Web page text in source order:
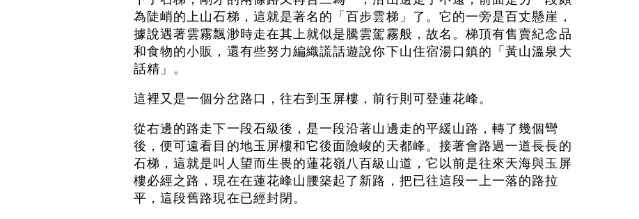
為陡峭的上山石梯，這就是著名的「百步雲梯」了。它的一旁是百丈懸崖，
據說遇著雲霧飄渺時走在其上就似是騰雲駕霧般，故名。梯頂有售賣紀念品
和食物的小販，還有些努力編織謊話遊說你下山住宿湯口鎮的「黃山溫泉大
話精」。
這裡又是一個分岔路口，往右到玉屏樓，前行則可登蓮花峰。
從右邊的路走下一段石級後，是一段沿著山邊走的平緩山路，轉了幾個彎
後，便可遠看目的地玉屏樓和它後面險峻的天都峰。接著會路過一道長長的
石梯，這就是叫人望而生畏的蓮花嶺八百級山道，它以前是往來天海與玉屏
樓必經之路，現在在蓮花峰山腰築起了新路，把已往這段一上一落的路拉
平，這段舊路現在已經封閉。